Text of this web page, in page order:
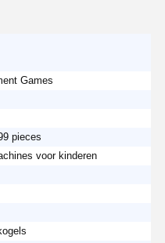
Games
pieces
voor kinderen